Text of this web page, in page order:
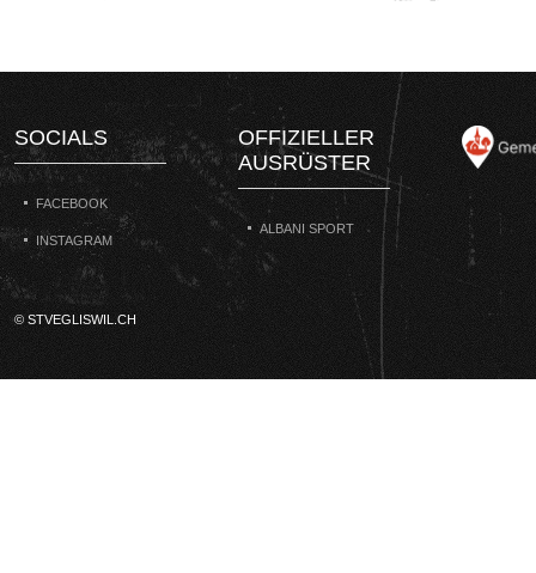
SOCIALS
FACEBOOK
INSTAGRAM
OFFIZIELLER
AUSRÜSTER
ALBANI SPORT
© STVEGLISWIL.CH